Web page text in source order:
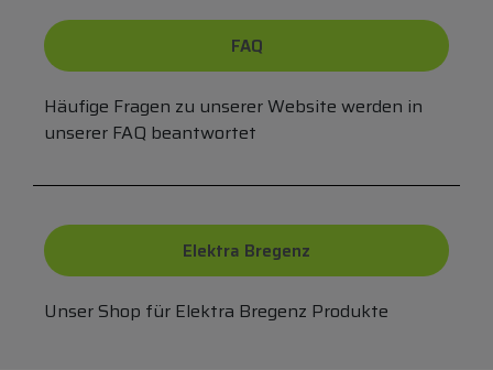
FAQ
Häufige Fragen zu unserer Website werden in
unserer FAQ beantwortet
Elektra Bregenz
Unser Shop für Elektra Bregenz Produkte